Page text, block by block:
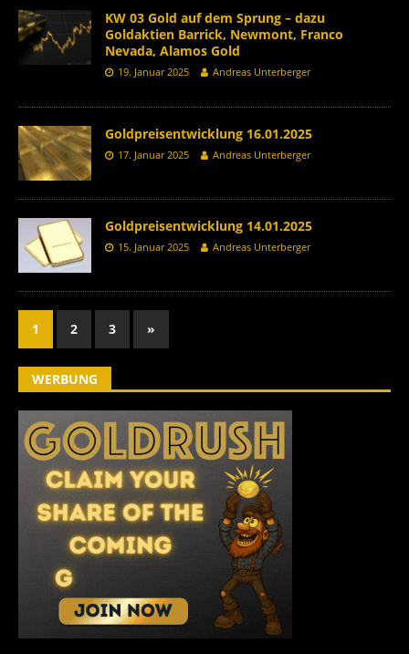
KW 03 Gold auf dem Sprung – dazu
Goldaktien Barrick, Newmont, Franco
Nevada, Alamos Gold
19. Januar 2025 Andreas Unterberger
Goldpreisentwicklung 16.01.2025
17. Januar 2025 Andreas Unterberger
Goldpreisentwicklung 14.01.2025
15. Januar 2025 Andreas Unterberger
1 2 3 »
WERBUNG